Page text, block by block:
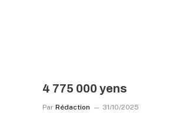
4 775 000 yens
Par Rédaction 31/10/2025